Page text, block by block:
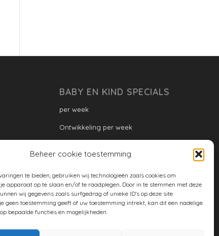
Beheer cookie toestemming
te bieden, gebruiken wij technologieën zoals cookies om
apparaat op te slaan en/of te raadplegen. Door in te stemmen met deze
wij gegevens zoals surfgedrag of unieke ID's op deze site
geen toestemming geeft of uw toestemming intrekt, kan dit een nadelige
bepaalde functies en mogelijkheden.
BABY EN KIND SPECIALS
per week
Ontwikkeling per week
Ontwikkeling per maand
ontwikkeling per jaar
Cookiebeleid (EU)